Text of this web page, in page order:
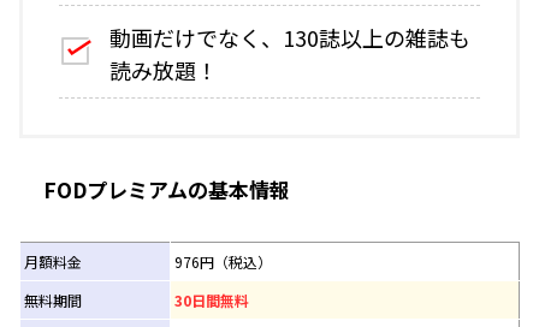
動画だけでなく、130誌以上の雑誌も
読み放題！
FODプレミアムの基本情報
月額料金
976円（税込）
無料期間
30日間無料